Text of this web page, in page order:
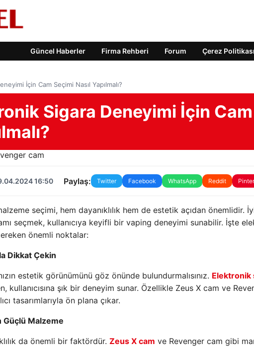
Güncel Haberler Firma Rehberi Forum Çerez Politikası
İçin Cam Seçimi Nasıl Yapılmalı?
Sigara Deneyimi İçin Cam
16:50 Paylaş: Twitter Facebook WhatsApp Reddit
seçimi, hem dayanıklılık hem de estetik açıdan önemlidir.
seçmek, kullanıcıya keyifli bir vaping deneyimi sunabilir. İşte
önemli noktalar:
Dikkat Çekin
estetik görünümünü göz önünde bulundurmalısınız. Elektronik
kullanıcısına şık bir deneyim sunar. Özellikle Zeus X cam ve
tasarımlarıyla ön plana çıkar.
Güçlü Malzeme
da önemli bir faktördür. Zeus X cam ve Revenger cam gibi